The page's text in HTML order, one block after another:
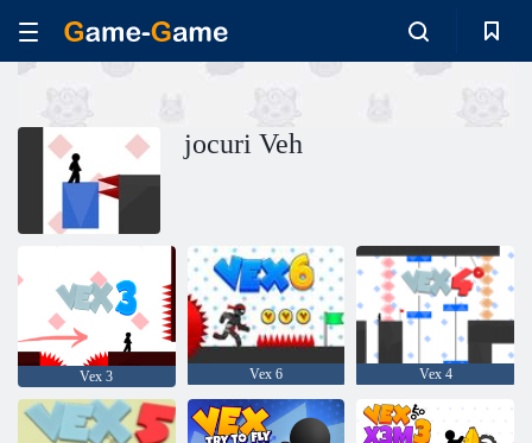
jocuri Veh
Vex 3 Vex 6 Vex 4